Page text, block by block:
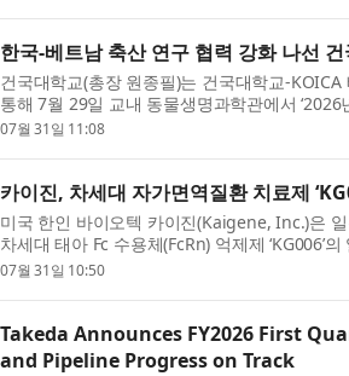
한국-베트남 축산 연구 협력 강화 나선
건국대학교(총장 원종필)는 건국대학교-
통해 7월 29일 교내 동물생명과학관에서
번 세미나는 양국 연구자들이 최신 연구 성과를
07월 31일 11:08
카이진, 차세대 자가면역질환 치료제
미국 한인 바이오텍 카이진(Kaigene, Inc.)은
차세대 태아 Fc 수용체(FcRn) 억제제
했다고 밝혔다. 이번 계약에 따라 다이쇼제약은
07월 31일 10:50
Takeda Announces FY2026 First
and Pipeline Progress on Track